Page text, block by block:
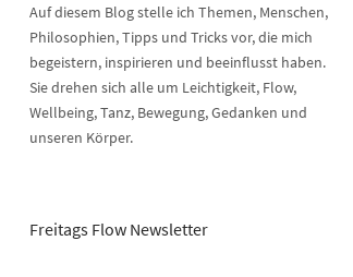
Auf diesem Blog stelle ich Themen, Menschen,
Philosophien, Tipps und Tricks vor, die mich
begeistern, inspirieren und beeinflusst haben.
Sie drehen sich alle um Leichtigkeit, Flow,
Wellbeing, Tanz, Bewegung, Gedanken und
unseren Körper.
Freitags Flow Newsletter